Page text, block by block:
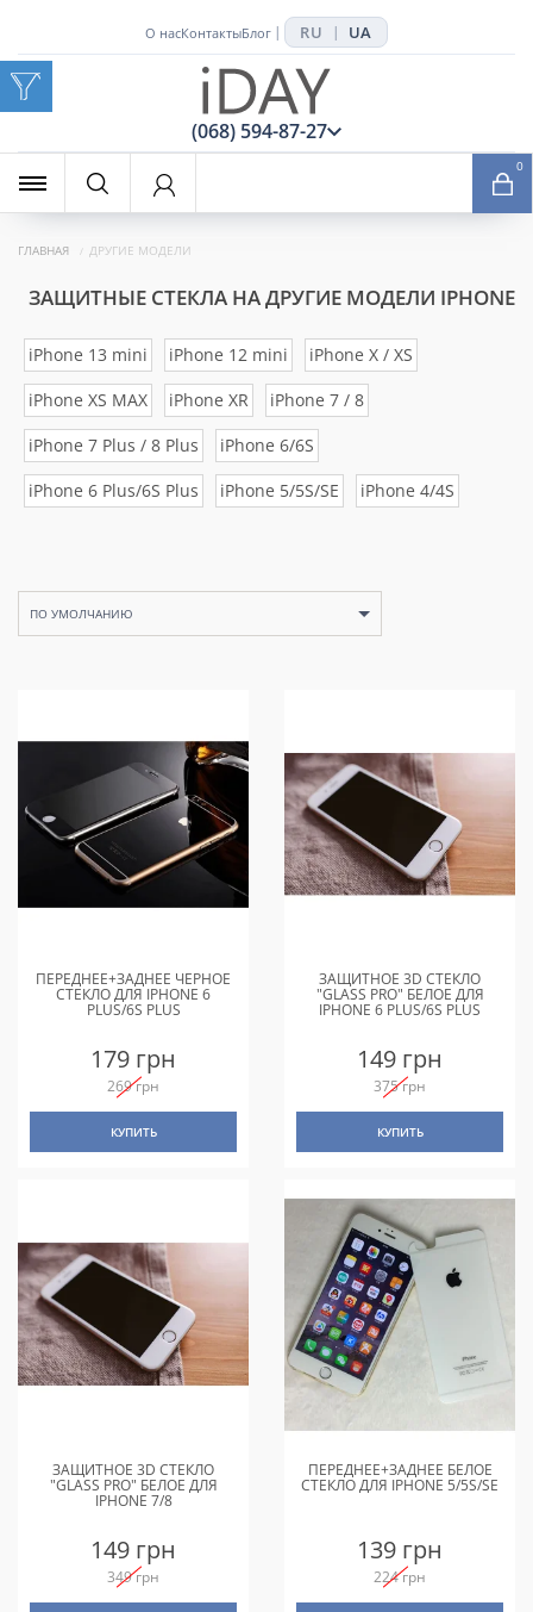
x
О насКонтактыБлог | RU | UA
(068) 594-87-27
0
ГЛАВНАЯ ДРУГИЕ МОДЕЛИ
ЗАЩИТНЫЕ СТЕКЛА НА ДРУГИЕ МОДЕЛИ IPHONE
iPhone 13 mini iPhone 12 mini
iPhone X / XS
iPhone XS MAX
iPhone XR
iPhone 7 / 8
iPhone 7 Plus / 8 Plus
iPhone 6/6S
iPhone 6 Plus/6S Plus
iPhone 5/5S/SE iPhone 4/4S
ПО УМОЛЧАНИЮ
ПЕРЕДНЕЕ+ЗАДНЕЕ ЧЕРНОЕ
СТЕКЛО ДЛЯ IPHONE 6
PLUS/6S PLUS
179 грн
269 грн
КУПИТЬ
ЗАЩИТНОЕ 3D СТЕКЛО
"GLASS PRO" БЕЛОЕ ДЛЯ
IPHONE 6 PLUS/6S PLUS
149 грн
375 грн
КУПИТЬ
ЗАЩИТНОЕ 3D СТЕКЛО
"GLASS PRO" БЕЛОЕ ДЛЯ
IPHONE 7/8
149 грн
349 грн
ПЕРЕДНЕЕ+ЗАДНЕЕ БЕЛОЕ
СТЕКЛО ДЛЯ IPHONE 5/5S/SE
139 грн
224 грн